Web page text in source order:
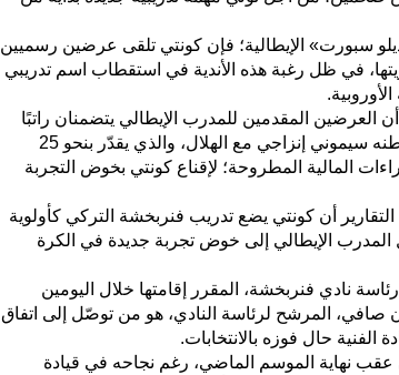
سبورت» الإيطالية؛ فإن كونتي تلقى عرضين رسميين
في ظل رغبة هذه الأندية في استقطاب اسم تدريبي
المقدمين للمدرب الإيطالي يتضمنان راتبًا
سنويًا ضخمًا، يفوق ما يحصل عليه مواطنه سيموني إنزاجي مع الهلال، والذي يقدّر بنحو 25
المالية المطروحة؛ لإقناع كونتي بخوض التجربة
أن كونتي يضع تدريب فنربخشة التركي كأولوية
المدرب الإيطالي إلى خوض تجربة جديدة في الكرة
نادي فنربخشة، المقرر إقامتها خلال اليومين
صافي، المرشح لرئاسة النادي، هو من توصّل إلى اتفاق
الفنية حال فوزه بالانتخابات.
نهاية الموسم الماضي، رغم نجاحه في قيادة